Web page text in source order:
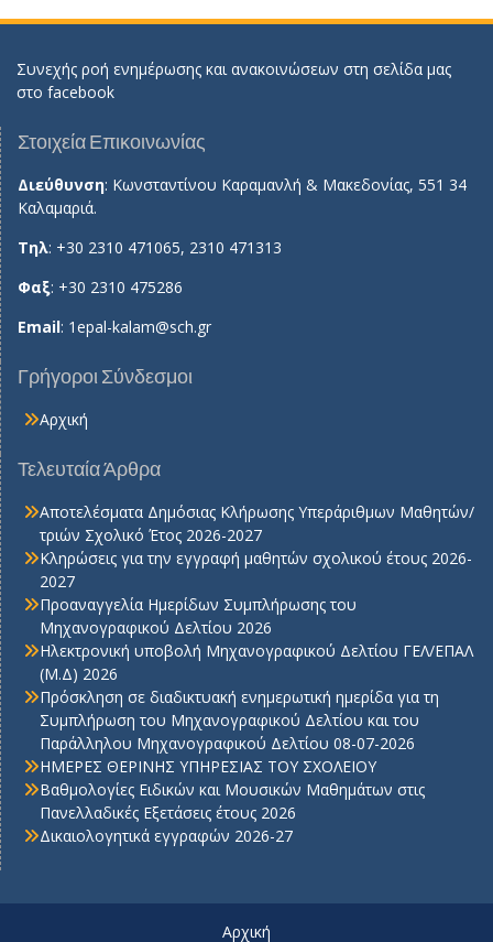
Συνεχής ροή ενημέρωσης και ανακοινώσεων στη σελίδα μας
στο facebook
Στοιχεία Επικοινωνίας
Διεύθυνση: Κωνσταντίνου Καραμανλή & Μακεδονίας, 551 34
Καλαμαριά.
Τηλ: +30 2310 471065, 2310 471313
Φαξ: +30 2310 475286
Email: 1epal-kalam@sch.gr
Γρήγοροι Σύνδεσμοι
Αρχική
Τελευταία Άρθρα
Αποτελέσματα Δημόσιας Κλήρωσης Υπεράριθμων Μαθητών/
τριών Σχολικό Έτος 2026-2027
Κληρώσεις για την εγγραφή μαθητών σχολικού έτους 2026-
2027
Προαναγγελία Ημερίδων Συμπλήρωσης του
Μηχανογραφικού Δελτίου 2026
Ηλεκτρονική υποβολή Μηχανογραφικού Δελτίου ΓΕΛ/ΕΠΑΛ
(Μ.Δ) 2026
Πρόσκληση σε διαδικτυακή ενημερωτική ημερίδα για τη
Συμπλήρωση του Μηχανογραφικού Δελτίου και του
Παράλληλου Μηχανογραφικού Δελτίου 08-07-2026
ΗΜΕΡΕΣ ΘΕΡΙΝΗΣ ΥΠΗΡΕΣΙΑΣ ΤΟΥ ΣΧΟΛΕΙΟΥ
Βαθμολογίες Ειδικών και Μουσικών Μαθημάτων στις
Πανελλαδικές Εξετάσεις έτους 2026
Δικαιολογητικά εγγραφών 2026-27
Αρχική